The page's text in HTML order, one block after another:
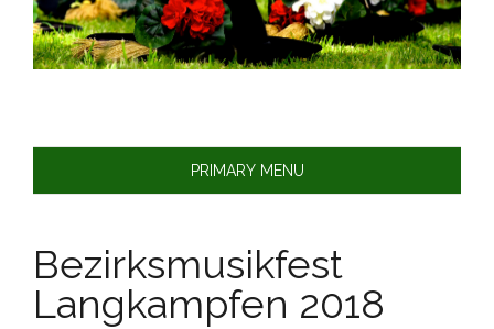
PRIMARY MENU
Bezirksmusikfest
Langkampfen 2018